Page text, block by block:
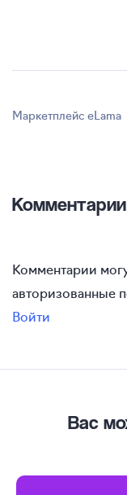
Маркетплейс eLama
Комментарии
Комментарии
авторизованные
Войти
Вас